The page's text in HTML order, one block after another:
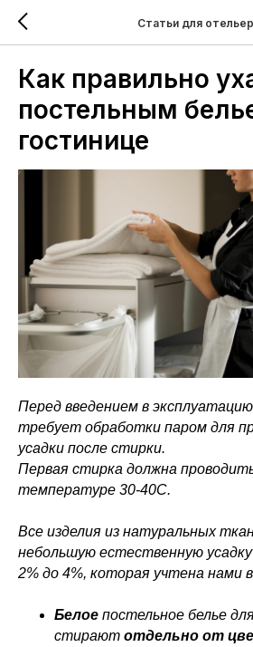
Статьи для
Как правильно
постельным
гостинице
Перед введением в
требует обработки паром для
усадки после стирки.
Первая стирка должна
температуре 30-40С.
Все изделия из натуральных
небольшую естественную
2% до 4%, которая учтена нами
Белое постельное белье
стирают отдельно от